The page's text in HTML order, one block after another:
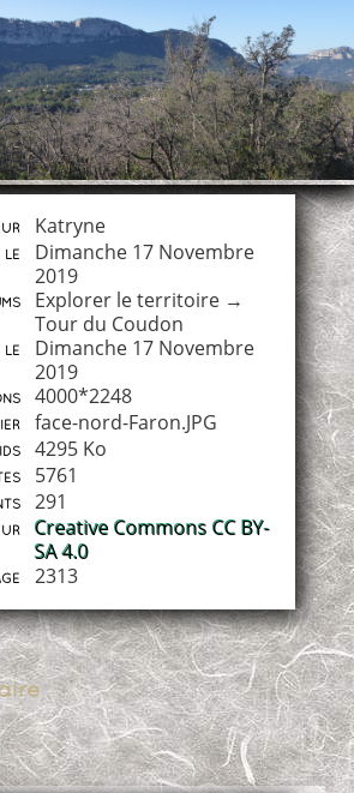
Katryne
le
Dimanche 17 Novembre
2019
Explorer le territoire→
Tour du Coudon
le
Dimanche 17 Novembre
2019
4000*2248
face-nord-Faron.JPG
4295 Ko
5761
291
Creative Commons CC BY-
SA 4.0
2313